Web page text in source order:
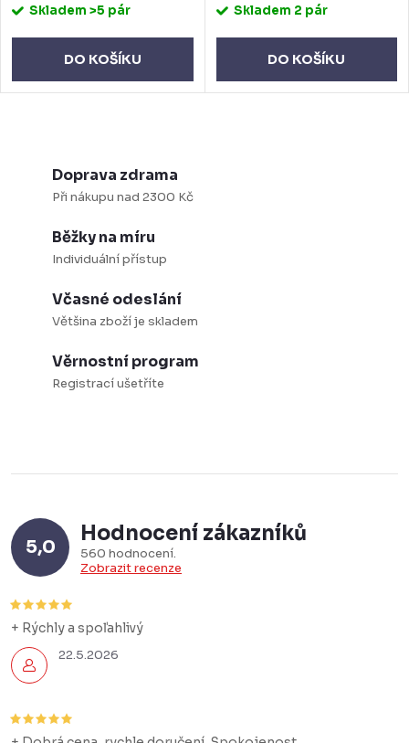
Skladem >5 pár
DO KOŠÍKU
Skladem 2 pár
DO KOŠÍKU
v
p
i
s
u
Doprava zdrama
Při nákupu nad 2300 Kč
Běžky na míru
Individuální přístup
Včasné odeslání
Většina zboží je skladem
Věrnostní program
Registrací ušetříte
5,0
Hodnocení zákazníků
560 hodnocení
Zobrazit recenze
22.5.2026
+ Rýchly a spoľahlivý